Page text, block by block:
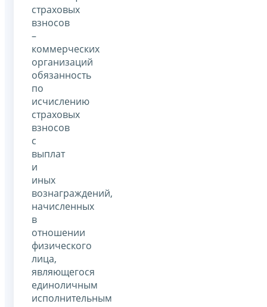
страховых
взносов
–
коммерческих
организаций
обязанность
по
исчислению
страховых
взносов
с
выплат
и
иных
вознаграждений,
начисленных
в
отношении
физического
лица,
являющегося
единоличным
исполнительным